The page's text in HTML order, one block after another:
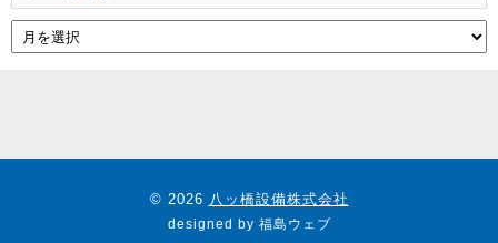
© 2026 八ッ橋設備株式会社
designed by 福島ウェブ